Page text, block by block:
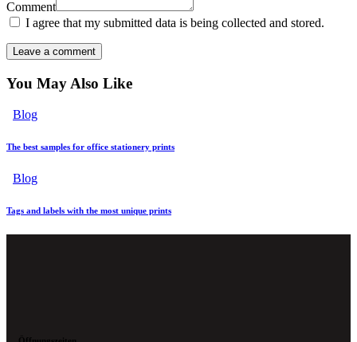
Comment
I agree that my submitted data is being collected and stored.
You May Also Like
Blog
The best samples for office stationery prints
Blog
Tags and labels with the most unique prints